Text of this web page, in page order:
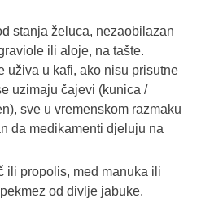
stanja želuca, nezaobilazan
ili aloje, na tašte.
uživa u kafi, ako nisu prisutne
uzimaju čajevi (kunica /
sve u vremenskom razmaku
da medikamenti djeluju na
ili propolis, med manuka ili
od divlje jabuke.